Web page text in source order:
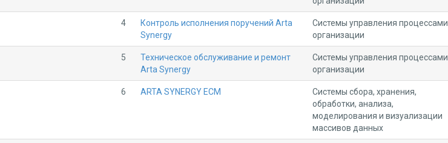
4
Контроль исполнения поручений Arta
Synergy
Системы управления процессами
организации
5
Техническое обслуживание и ремонт
Arta Synergy
Системы управления процессами
организации
6 ARTA SYNERGY ECM
Системы сбора, хранения,
обработки, анализа,
моделирования и визуализации
массивов данных